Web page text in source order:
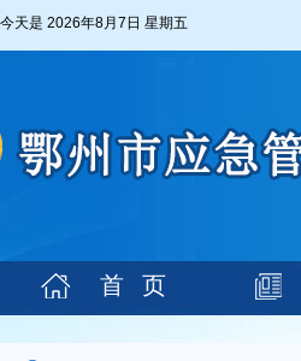
今天是 2026年8月7日 星期五
首 页